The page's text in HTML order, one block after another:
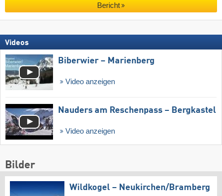
Bericht
Videos
Biberwier – Marienberg
Video anzeigen
Nauders am Reschenpass – Bergkastel
Video anzeigen
Bilder
Wildkogel – Neukirchen/​Bramberg